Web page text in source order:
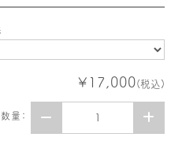
¥17,000(税込)
数量：